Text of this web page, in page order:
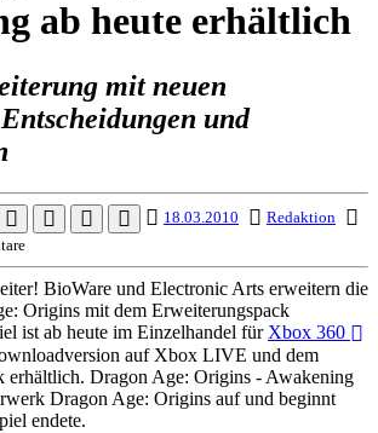
ab heute erhältlich
mit neuen
und
18.03.2010
Redaktion
BioWare und Electronic Arts erweitern die
Origins mit dem Erweiterungspack
ist ab heute im Einzelhandel für Xbox 360
auf Xbox LIVE und dem
erhältlich. Dragon Age: Origins - Awakening
Dragon Age: Origins auf und beginnt
endete.